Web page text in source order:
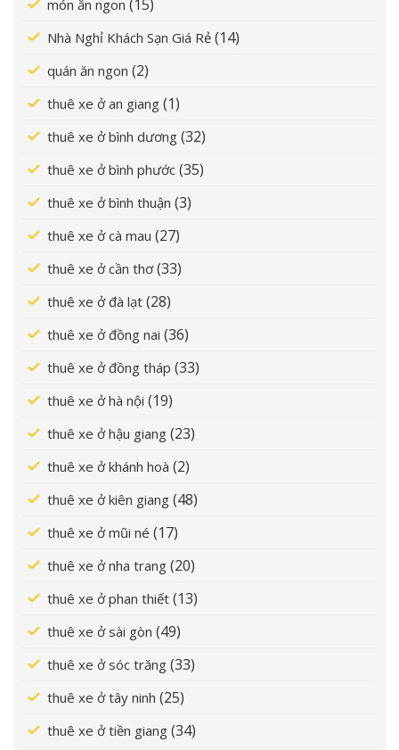
món ăn ngon (15)
Nhà Nghỉ Khách Sạn Giá Rẻ (14)
quán ăn ngon (2)
thuê xe ở an giang (1)
thuê xe ở bình dương (32)
thuê xe ở bình phước (35)
thuê xe ở bình thuận (3)
thuê xe ở cà mau (27)
thuê xe ở cần thơ(33)
thuê xe ở đà lạt (28)
thuê xe ở đồng nai (36)
thuê xe ở đồng tháp (33)
thuê xe ở hà nội (19)
thuê xe ở hậu giang (23)
thuê xe ở khánh hoà (2)
thuê xe ở kiên giang (48)
thuê xe ở mũi né (17)
thuê xe ở nha trang (20)
thuê xe ở phan thiết (13)
thuê xe ở sài gòn (49)
thuê xe ở sóc trăng (33)
thuê xe ở tây ninh (25)
thuê xe ở tiền giang (34)